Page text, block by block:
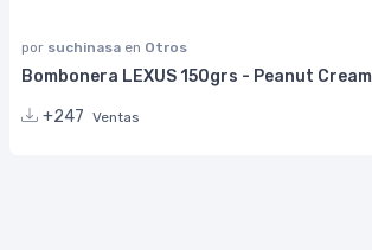
por suchinasa en Otros
Bombonera LEXUS 150grs - Peanut Cream
+247 Ventas